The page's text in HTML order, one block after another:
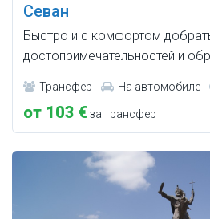
Севан
Быстро и с комфортом
достопримечательностей и
Трансфер На автомобиле
от 103 €за трансфер